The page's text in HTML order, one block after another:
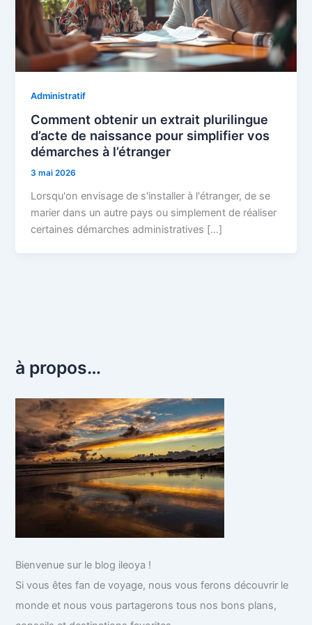
Administratif
Comment obtenir un extrait plurilingue
d’acte de naissance pour simplifier vos
démarches à l’étranger
3 mai 2026
Lorsqu'on envisage de s'installer à l'étranger, de se
marier dans un autre pays ou simplement de réaliser
certaines démarches administratives […]
à propos…
Bienvenue sur le blog ileoya !
Si vous êtes fan de voyage, nous vous ferons découvrir le
monde et nous vous partagerons tous nos bons plans,